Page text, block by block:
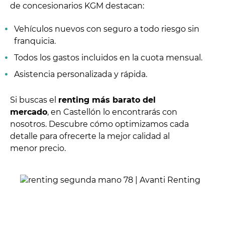
de concesionarios KGM destacan:
Vehículos nuevos con seguro a todo riesgo sin
franquicia.
Todos los gastos incluidos en la cuota mensual.
Asistencia personalizada y rápida.
Si buscas el renting más barato del
mercado, en Castellón lo encontrarás con
nosotros. Descubre cómo optimizamos cada
detalle para ofrecerte la mejor calidad al
menor precio.